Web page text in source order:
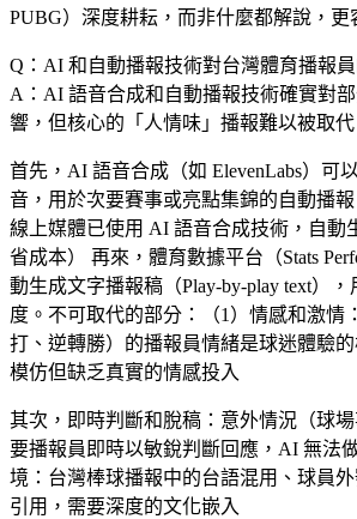
PUBG）深度耕耘，而非什麼都解說，更
Q：AI 和自動播報技術對台灣體育播報
A：AI 語音合成和自動播報技術確實對
響，但核心的「人情味」播報難以被取
首先，AI 語音合成（如 ElevenLabs）可
音，用於次要賽事或亮點集錦的自動播
線上媒體已使用 AI 語音合成技術，自動
省成本） 再來，體育數據平台（Stats
動生成文字播報稿（Play-by-play text）
度。不可取代的部分：（1） 情感和激情
打、逆轉勝）的播報員情緒是球迷體驗
模仿但缺乏真實的情感投入
其次， 即時判斷和脫稿 ：意外情況（球
要播報員即時以敏銳判斷回應，AI 無法
境 ：台灣棒球播報中的台語混用、球員
引用，需要深度的文化嵌入